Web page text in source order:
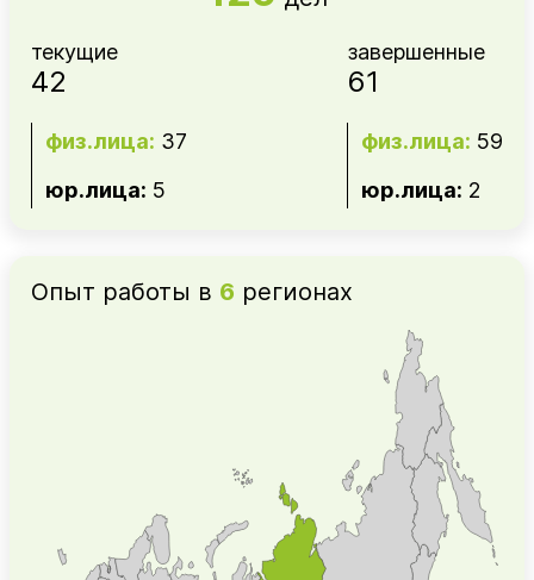
текущие
42
физ.лица: 37
юр.лица: 5
завершенные
61
физ.лица: 59
юр.лица: 2
Опыт работы в 6 регионах